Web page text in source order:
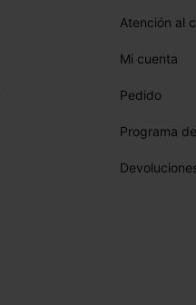
Atención al
Mi cuenta
Pedido
Programa